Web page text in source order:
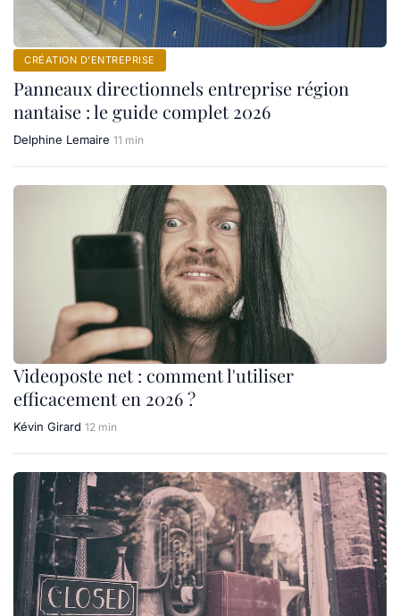
CRÉATION D’ENTREPRISE
Panneaux directionnels entreprise région
nantaise : le guide complet 2026
Delphine Lemaire 11 min
Videoposte net : comment l'utiliser
efficacement en 2026 ?
Kévin Girard 12 min